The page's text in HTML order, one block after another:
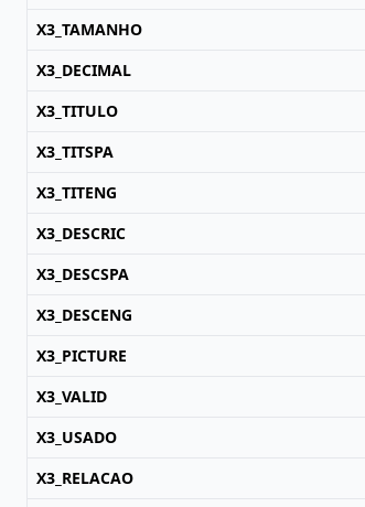
X3_TAMANHO
X3_DECIMAL
X3_TITULO
X3_TITSPA
X3_TITENG
X3_DESCRIC
X3_DESCSPA
X3_DESCENG
X3_PICTURE
X3_VALID
X3_USADO
X3_RELACAO